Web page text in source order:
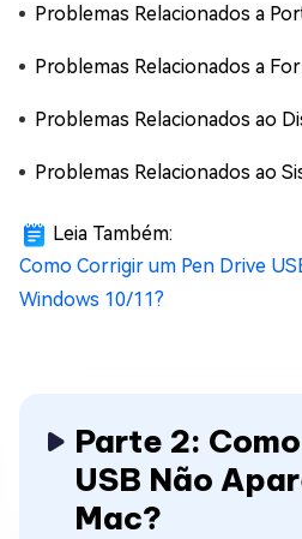
Problemas Relacionados a
Problemas Relacionados a
Problemas Relacionados ao
Problemas Relacionados ao
Leia Também:
Como Corrigir um Pen Drive
Windows 10/11?
Parte 2:
USB Não
Mac?